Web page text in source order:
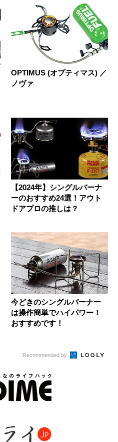
OPTIMUS (オプティマス) ／
ノヴァ
【2024年】シングルバーナ
ーのおすすめ24選！アウト
ドアプロの推しは？
今どきのシングルバーナー
は操作簡単でハイパワー！
おすすめです！
Recommended by